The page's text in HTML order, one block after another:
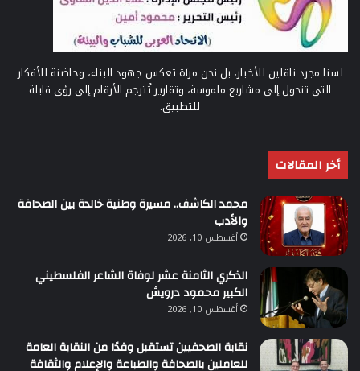
لسنا مجرد ناقلين للأخبار، بل نحن مرآة تعكس جهود البناء، وحاضنة للأفكار
التي تتحول إلى مشاريع ملموسة، وتقارير تُترجم الأرقام إلى رؤى قابلة
للتطبيق.
أخر المقالات
محمد الكاشف.. مسيرة وطنية خالدة بين الصحافة
والأدب
أغسطس 10, 2026
الذكري الثامنة عشر لوفاة الشاعر الفلسطيني
الكبير محمود درويش
أغسطس 10, 2026
نقابة الصحفيين تستقبل وفدًا من النقابة العامة
للعاملين بالصحافة والطباعة والإعلام والثقافة